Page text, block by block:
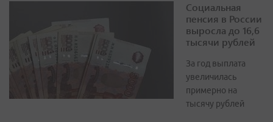
Социальная
пенсия в России
выросла до 16,6
тысячи рублей
За год выплата
увеличилась
примерно на
тысячу рублей